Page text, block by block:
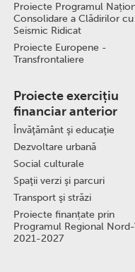
Proiecte Programul
Consolidare a Clădirilor cu
Seismic Ridicat
Proiecte Europene -
Transfrontaliere
Proiecte exercițiu
financiar anterior
Învăţământ şi educaţie
Dezvoltare urbană
Social culturale
Spaţii verzi şi parcuri
Transport şi străzi
Proiecte finanțate prin
Programul Regional
2021-2027